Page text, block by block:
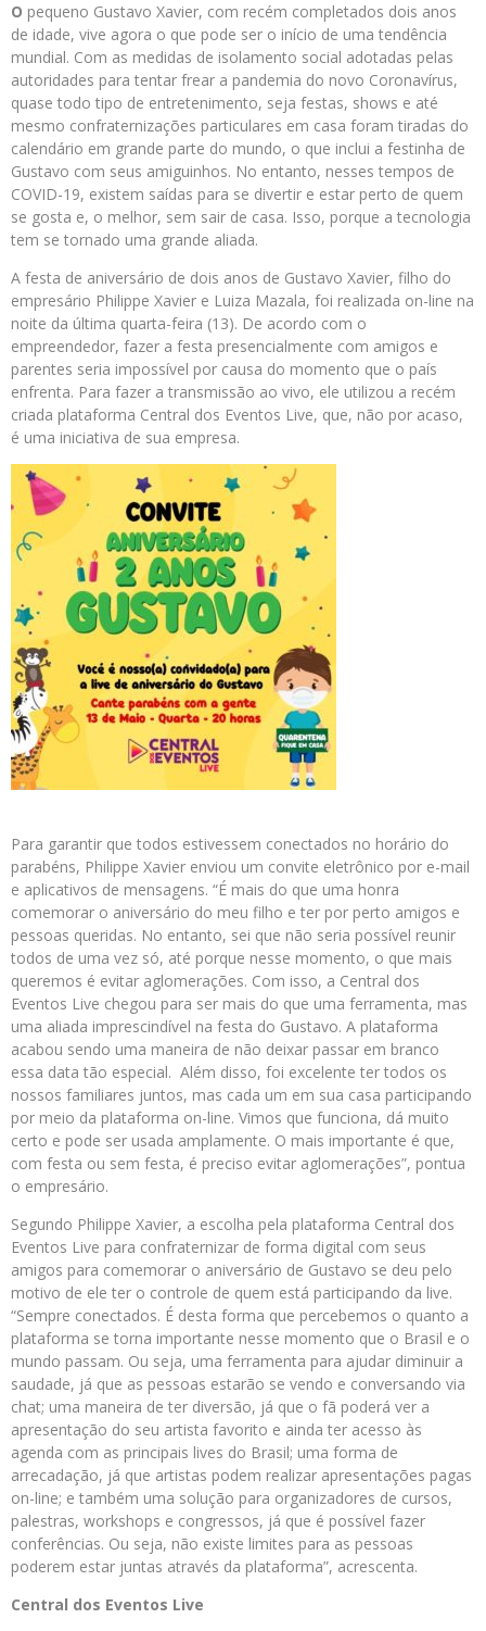
O pequeno Gustavo Xavier, com recém completados dois anos
de idade, vive agora o que pode ser o início de uma tendência
mundial. Com as medidas de isolamento social adotadas pelas
autoridades para tentar frear a pandemia do novo Coronavírus,
quase todo tipo de entretenimento, seja festas, shows e até
mesmo confraternizações particulares em casa foram tiradas do
calendário em grande parte do mundo, o que inclui a festinha de
Gustavo com seus amiguinhos. No entanto, nesses tempos de
COVID-19, existem saídas para se divertir e estar perto de quem
se gosta e, o melhor, sem sair de casa. Isso, porque a tecnologia
tem se tornado uma grande aliada.
A festa de aniversário de dois anos de Gustavo Xavier, filho do
empresário Philippe Xavier e Luiza Mazala, foi realizada on-line na
noite da última quarta-feira (13). De acordo com o
empreendedor, fazer a festa presencialmente com amigos e
parentes seria impossível por causa do momento que o país
enfrenta. Para fazer a transmissão ao vivo, ele utilizou a recém
criada plataforma Central dos Eventos Live, que, não por acaso,
é uma iniciativa de sua empresa.
Para garantir que todos estivessem conectados no horário do
parabéns, Philippe Xavier enviou um convite eletrônico por e-mail
e aplicativos de mensagens. “É mais do que uma honra
comemorar o aniversário do meu filho e ter por perto amigos e
pessoas queridas. No entanto, sei que não seria possível reunir
todos de uma vez só, até porque nesse momento, o que mais
queremos é evitar aglomerações. Com isso, a Central dos
Eventos Live chegou para ser mais do que uma ferramenta, mas
uma aliada imprescindível na festa do Gustavo. A plataforma
acabou sendo uma maneira de não deixar passar em branco
essa data tão especial. Além disso, foi excelente ter todos os
nossos familiares juntos, mas cada um em sua casa participando
por meio da plataforma on-line. Vimos que funciona, dá muito
certo e pode ser usada amplamente. O mais importante é que,
com festa ou sem festa, é preciso evitar aglomerações”, pontua
o empresário.
Segundo Philippe Xavier, a escolha pela plataforma Central dos
Eventos Live para confraternizar de forma digital com seus
amigos para comemorar o aniversário de Gustavo se deu pelo
motivo de ele ter o controle de quem está participando da live.
“Sempre conectados. É desta forma que percebemos o quanto a
plataforma se torna importante nesse momento que o Brasil e o
mundo passam. Ou seja, uma ferramenta para ajudar diminuir a
saudade, já que as pessoas estarão se vendo e conversando via
chat; uma maneira de ter diversão, já que o fã poderá ver a
apresentação do seu artista favorito e ainda ter acesso às
agenda com as principais lives do Brasil; uma forma de
arrecadação, já que artistas podem realizar apresentações pagas
on-line; e também uma solução para organizadores de cursos,
palestras, workshops e congressos, já que é possível fazer
conferências. Ou seja, não existe limites para as pessoas
poderem estar juntas através da plataforma”, acrescenta.
Central dos Eventos Live